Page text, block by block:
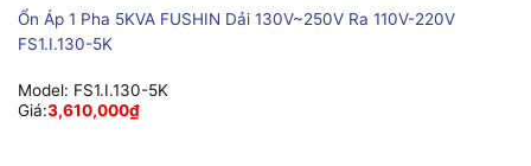
Ổn Áp 1 Pha 5KVA FUSHIN Dải 130V~250V Ra 110V-220V
FS1.I.130-5K
Model: FS1.I.130-5K
Giá:3,610,000₫